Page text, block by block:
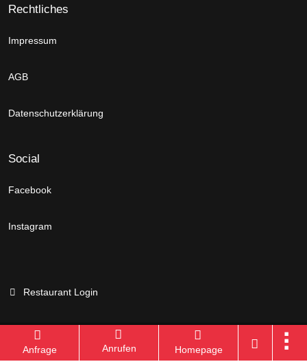
Anfrage Anrufen Homepage
Rechtliches
Impressum
AGB
Datenschutzerklärung
Social
Facebook
Instagram
Restaurant Login
Branchenportal Software made in Germany